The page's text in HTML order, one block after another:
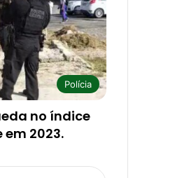
Polícia
no índice
2023.